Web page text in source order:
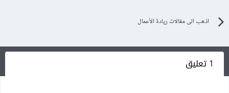
اذهب الى مقالات ريادة الأعمال
1 تعليق